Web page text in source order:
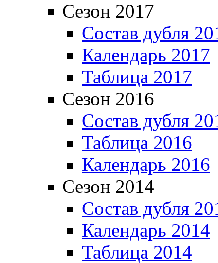
Сезон 2017
Состав дубля
Календарь 2017
Таблица 2017
Сезон 2016
Состав дубля
Таблица 2016
Календарь 2016
Сезон 2014
Состав дубля
Календарь 2014
Таблица 2014